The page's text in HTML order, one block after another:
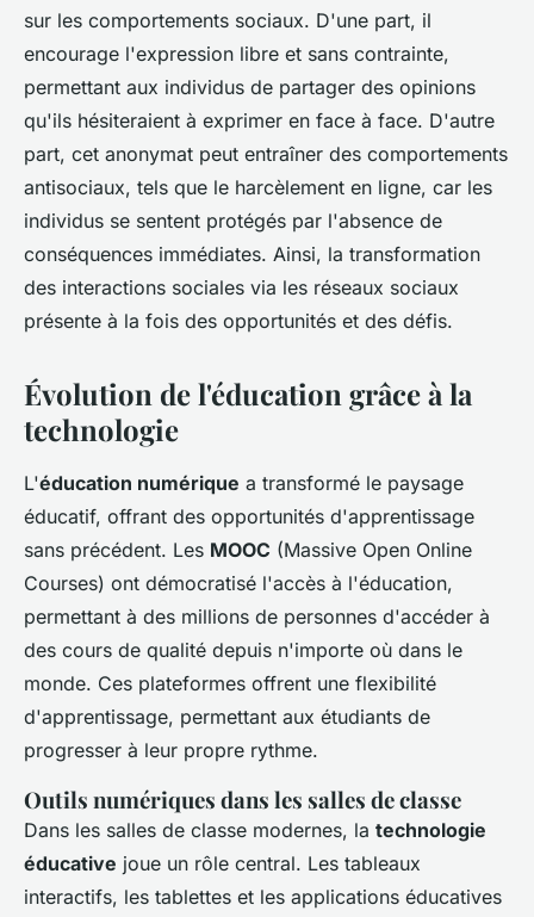
sur les comportements sociaux. D'une part, il
encourage l'expression libre et sans contrainte,
permettant aux individus de partager des opinions
qu'ils hésiteraient à exprimer en face à face. D'autre
part, cet anonymat peut entraîner des comportements
antisociaux, tels que le harcèlement en ligne, car les
individus se sentent protégés par l'absence de
conséquences immédiates. Ainsi, la transformation
des interactions sociales via les réseaux sociaux
présente à la fois des opportunités et des défis.
Évolution de l'éducation grâce à la
technologie
L'éducation numérique a transformé le paysage
éducatif, offrant des opportunités d'apprentissage
sans précédent. Les MOOC (Massive Open Online
Courses) ont démocratisé l'accès à l'éducation,
permettant à des millions de personnes d'accéder à
des cours de qualité depuis n'importe où dans le
monde. Ces plateformes offrent une flexibilité
d'apprentissage, permettant aux étudiants de
progresser à leur propre rythme.
Outils numériques dans les salles de classe
Dans les salles de classe modernes, la technologie
éducative joue un rôle central. Les tableaux
interactifs, les tablettes et les applications éducatives